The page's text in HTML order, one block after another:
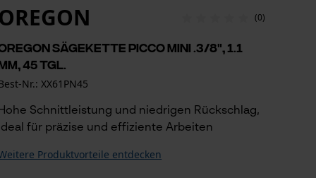
(0)
Sägekette Picco Mini .3/8", 1.1
45 Tgl.
Nr.: XX61PN45
Schnittleistung und niedrigen Rückschlag,
für präzise und effiziente Arbeiten
Produktvorteile entdecken